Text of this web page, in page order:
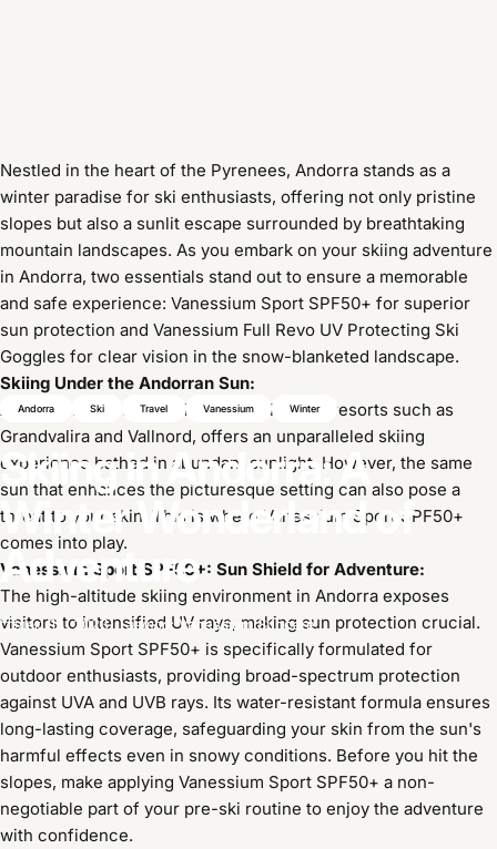
Andorra Ski Travel Vanessium Winter
Skiingin Andorra:A
WinterWonderlandof
Adventure
дек. 16, 2023 автор:Vanessium Suncare
Nestled in the heart of the Pyrenees, Andorra stands as a
winter paradise for ski enthusiasts, offering not only pristine
slopes but also a sunlit escape surrounded by breathtaking
mountain landscapes. As you embark on your skiing adventure
in Andorra, two essentials stand out to ensure a memorable
and safe experience: Vanessium Sport SPF50+ for superior
sun protection and Vanessium Full Revo UV Protecting Ski
Goggles for clear vision in the snow-blanketed landscape.
Skiing Under the Andorran Sun:
Andorra, renowned for its world-class ski resorts such as
Grandvalira and Vallnord, offers an unparalleled skiing
experience bathed in abundant sunlight. However, the same
sun that enhances the picturesque setting can also pose a
threat to your skin. This is where Vanessium Sport SPF50+
comes into play.
Vanessium Sport SPF50+: Sun Shield for Adventure:
The high-altitude skiing environment in Andorra exposes
visitors to intensified UV rays, making sun protection crucial.
Vanessium Sport SPF50+ is specifically formulated for
outdoor enthusiasts, providing broad-spectrum protection
against UVA and UVB rays. Its water-resistant formula ensures
long-lasting coverage, safeguarding your skin from the sun's
harmful effects even in snowy conditions. Before you hit the
slopes, make applying Vanessium Sport SPF50+ a non-
negotiable part of your pre-ski routine to enjoy the adventure
with confidence.